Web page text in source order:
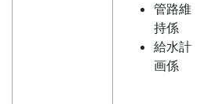
管路維
持係
給水計
画係